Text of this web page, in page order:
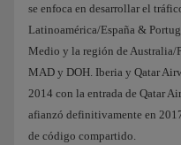
se enfoca en desarrollar el
Latinoamérica/España &
Medio y la región de Australia/
MAD y DOH. Iberia y Qatar
2014 con la entrada de Qatar
afianzó definitivamente en
de código compartido.